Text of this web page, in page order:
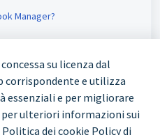
Manager?
su licenza dal
corrispondente e utilizza
essenziali e per migliorare
per ulteriori informazioni sui
dei cookie Policy di